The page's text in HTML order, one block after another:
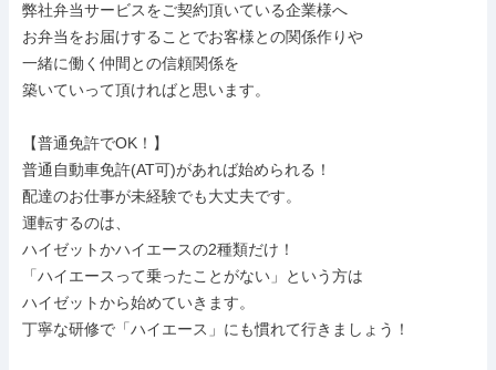
弊社弁当サービスをご契約頂いている企業様へ
お弁当をお届けすることでお客様との関係作りや
一緒に働く仲間との信頼関係を
築いていって頂ければと思います。
【普通免許でOK！】
普通自動車免許(AT可)があれば始められる！
配達のお仕事が未経験でも大丈夫です。
運転するのは、
ハイゼットかハイエースの2種類だけ！
「ハイエースって乗ったことがない」という方は
ハイゼットから始めていきます。
丁寧な研修で「ハイエース」にも慣れて行きましょう！